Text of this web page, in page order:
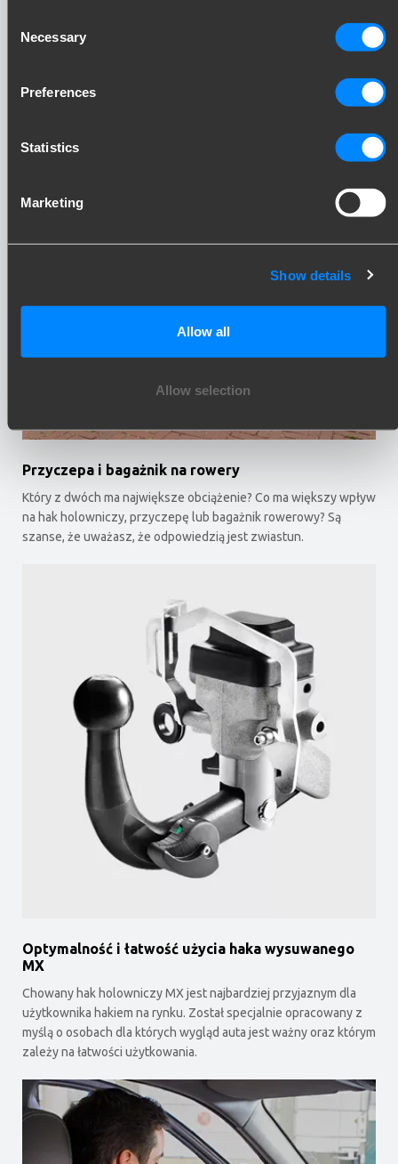
Selection
Necessary
Preferences
Statistics
Marketing
Show details
Allow all
Allow selection
Przyczepa i bagażnik na rowery
Który z dwóch ma największe obciążenie? Co ma większy wpływ
na hak holowniczy, przyczepę lub bagażnik rowerowy? Są
szanse, że uważasz, że odpowiedzią jest zwiastun.
Optymalność i łatwość użycia haka wysuwanego
MX
Chowany hak holowniczy MX jest najbardziej przyjaznym dla
użytkownika hakiem na rynku. Został specjalnie opracowany z
myślą o osobach dla których wygląd auta jest ważny oraz którym
zależy na łatwości użytkowania.